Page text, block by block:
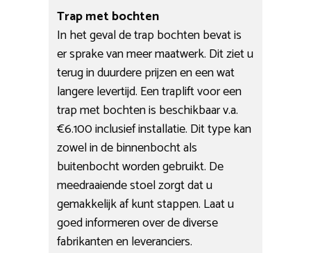
Trap met bochten
In het geval de trap bochten bevat is
er sprake van meer maatwerk. Dit ziet u
terug in duurdere prijzen en een wat
langere levertijd. Een traplift voor een
trap met bochten is beschikbaar v.a.
€6.100 inclusief installatie. Dit type kan
zowel in de binnenbocht als
buitenbocht worden gebruikt. De
meedraaiende stoel zorgt dat u
gemakkelijk af kunt stappen. Laat u
goed informeren over de diverse
fabrikanten en leveranciers.